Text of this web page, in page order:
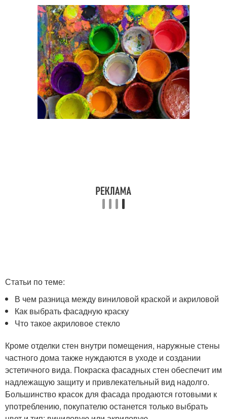
Статьи по теме:
В чем разница между виниловой краской и акриловой
Как выбрать фасадную краску
Что такое акриловое стекло
Кроме отделки стен внутри помещения, наружные стены
частного дома также нуждаются в уходе и создании
эстетичного вида. Покраска фасадных стен обеспечит им
надлежащую защиту и привлекательный вид надолго.
Большинство красок для фасада продаются готовыми к
употреблению, покупателю останется только выбрать